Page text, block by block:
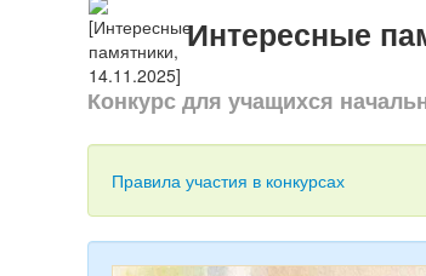
Интересные
Конкурс для учащихся
Правила участия в конкурсах